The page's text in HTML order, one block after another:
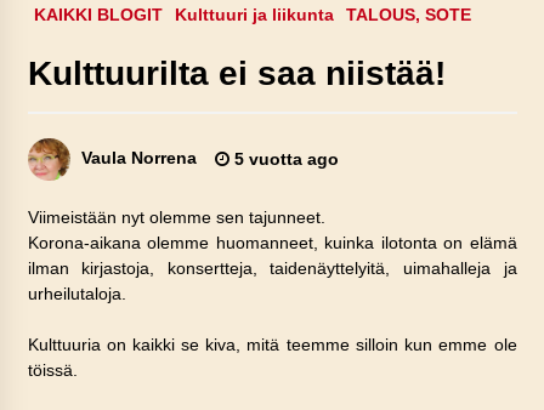
KAIKKI BLOGIT Kulttuuri ja liikunta TALOUS, SOTE
Kulttuurilta ei saa niistää!
Vaula Norrena 5 vuotta ago
Viimeistään nyt olemme sen tajunneet.
Korona-aikana olemme huomanneet, kuinka ilotonta on elämä
ilman kirjastoja, konsertteja, taidenäyttelyitä, uimahalleja ja
urheilutaloja.
Kulttuuria on kaikki se kiva, mitä teemme silloin kun emme ole
töissä.